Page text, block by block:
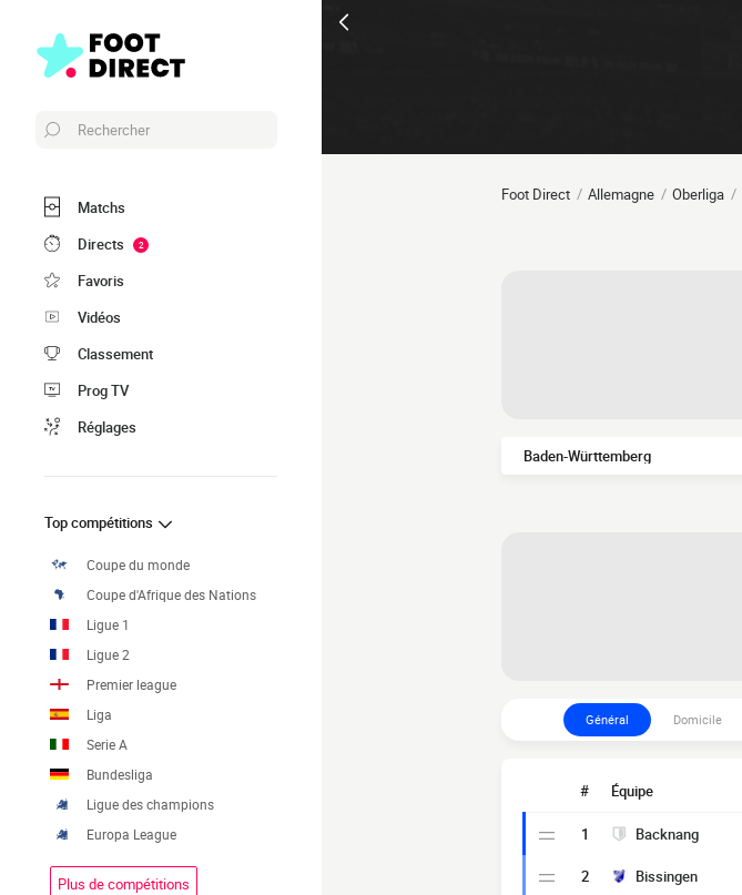
Rechercher
Matchs
Directs
2
Favoris
Vidéos
Classement
Prog TV
Réglages
Top compétitions
Coupe du monde
Coupe d'Afrique des Nations
Ligue 1
Ligue 2
Premier league
Liga
Serie A
Bundesliga
Ligue des champions
Europa League
Plus de compétitions
Foot Direct Allemagne Oberliga
Baden-Württemberg
Général Domicile
# Équipe
1 Backnang
2 Bissingen